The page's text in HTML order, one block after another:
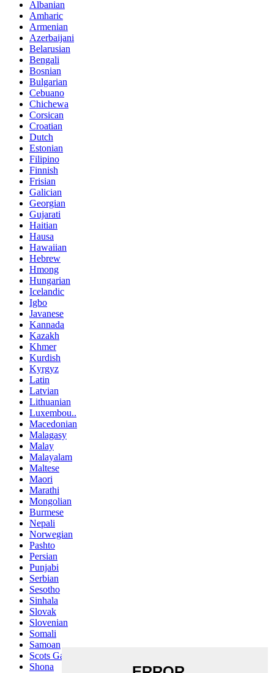
Albanian
Amharic
Armenian
Azerbaijani
Belarusian
Bengali
Bosnian
Bulgarian
Cebuano
Chichewa
Corsican
Croatian
Dutch
Estonian
Filipino
Finnish
Frisian
Galician
Georgian
Gujarati
Haitian
Hausa
Hawaiian
Hebrew
Hmong
Hungarian
Icelandic
Igbo
Javanese
Kannada
Kazakh
Khmer
Kurdish
Kyrgyz
Latin
Latvian
Lithuanian
Luxembou..
Macedonian
Malagasy
Malay
Malayalam
Maltese
Maori
Marathi
Mongolian
Burmese
Nepali
Norwegian
Pashto
Persian
Punjabi
Serbian
Sesotho
Sinhala
Slovak
Slovenian
Somali
Samoan
Scots Gaelic
Shona